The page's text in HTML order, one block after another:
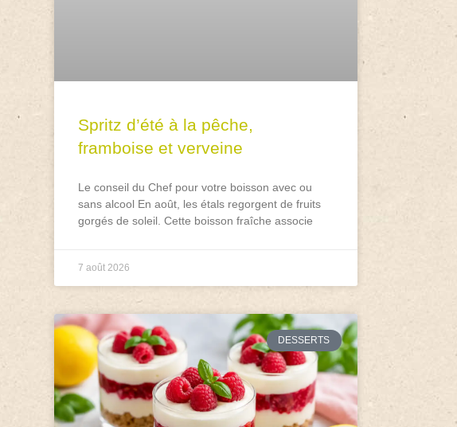
Spritz d’été à la pêche,
framboise et verveine
Le conseil du Chef pour votre boisson avec ou
sans alcool En août, les étals regorgent de fruits
gorgés de soleil. Cette boisson fraîche associe
7 août 2026
DESSERTS